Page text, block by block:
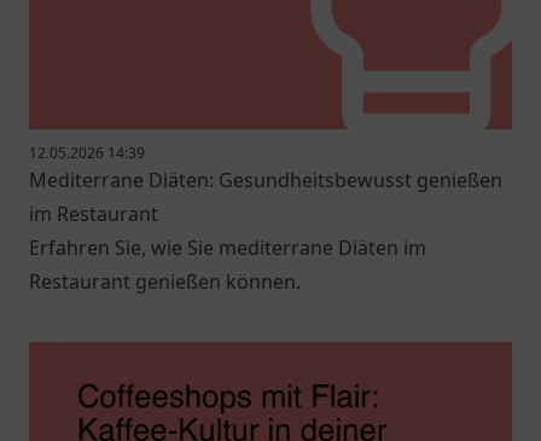
12.05.2026 14:39
Mediterrane Diäten: Gesundheitsbewusst genießen
im Restaurant
Erfahren Sie, wie Sie mediterrane Diäten im
Restaurant genießen können.